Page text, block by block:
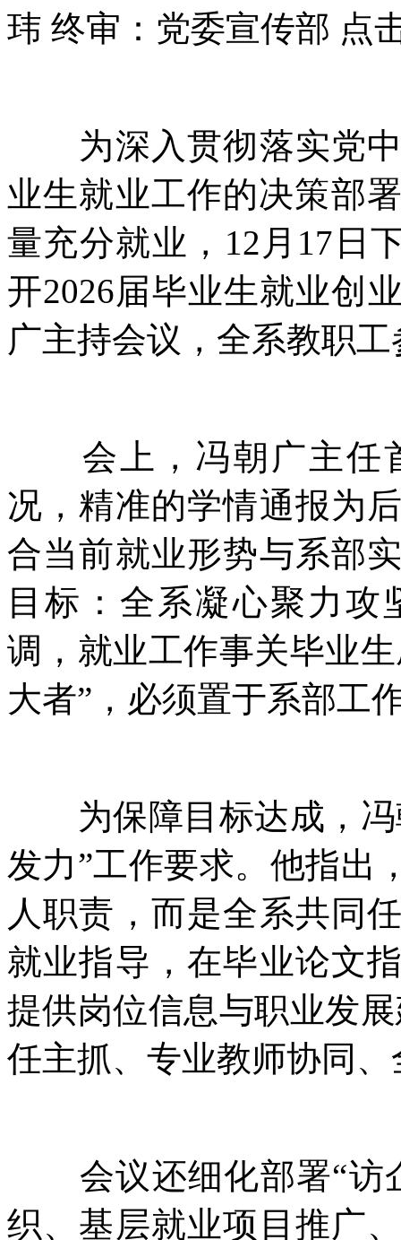
玮 终审：党委宣传部 点
为深入贯彻落实党中
业生就业工作的决策部
量充分就业，12月17日
开2026届毕业生就业创
广主持会议，全系教职
会上，冯朝广主任首
况，精准的学情通报为
合当前就业形势与系部
目标：全系凝心聚力
调，就业工作事关毕业
大者”，必须置于系部工
为保障目标达成，冯
发力”工作要求。他指出
人职责，而是全系共同
就业指导，在毕业论文
提供岗位信息与职业发
任主抓、专业教师协同
会议还细化部署“访
织、基层就业项目推广